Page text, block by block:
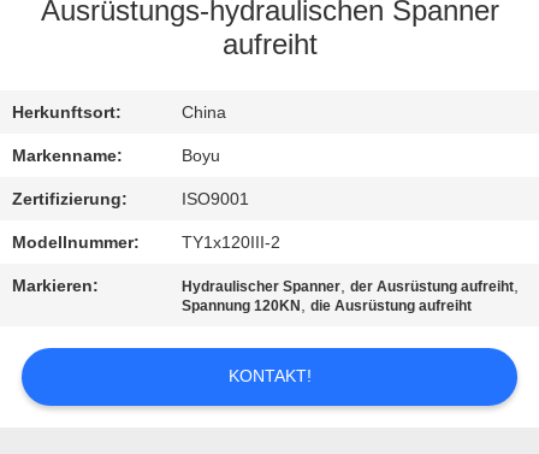
MIT
UNS
IN
VERBINDUNG
NACHRICHTEN
FORDERN
Ausrüstungs-hydraulischen Spanner
aufreiht
Herkunftsort: China
Markenname: Boyu
Zertifizierung: ISO9001
Modellnummer: TY1x120III-2
Markieren: Hydraulischer Spanner,der Ausrüstung aufreiht,
Spannung 120KN ,die Ausrüstung aufreiht
KONTAKT!